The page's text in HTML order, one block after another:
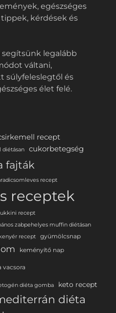
egészséges
kérdések és
legalább
váltani,
súlyfeleslegtől és
élet felé.
recept
diétásan cukorbetegség
fajták
recept
receptek
recept
zabpehelyes muffin diétásan
recept gyümölcsnap
keményítő nap
vacsora
diéta gomba keto recept
diéta